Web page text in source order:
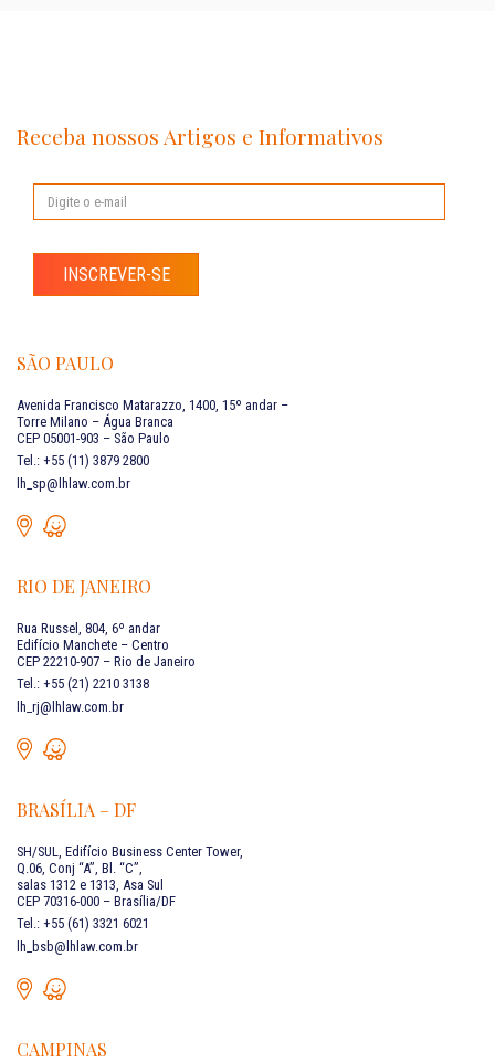
Receba nossos Artigos e Informativos
INSCREVER-SE
SÃO PAULO
Avenida Francisco Matarazzo, 1400, 15º andar –
Torre Milano – Água Branca
CEP 05001-903 – São Paulo
Tel.: +55 (11) 3879 2800
lh_sp@lhlaw.com.br
RIO DE JANEIRO
Rua Russel, 804, 6º andar
Edifício Manchete – Centro
CEP 22210-907 – Rio de Janeiro
Tel.: +55 (21) 2210 3138
lh_rj@lhlaw.com.br
BRASÍLIA – DF
SH/SUL, Edifício Business Center Tower,
Q.06, Conj “A”, Bl. “C”,
salas 1312 e 1313, Asa Sul
CEP 70316-000 – Brasília/DF
Tel.: +55 (61) 3321 6021
lh_bsb@lhlaw.com.br
CAMPINAS